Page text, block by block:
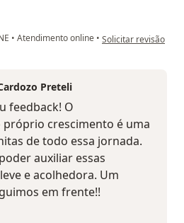
• Atendimento online • na opinião do
Solicitar revisão
Preteli
feedback! O
crescimento é uma
de todo essa jornada.
auxiliar essas
e acolhedora. Um
em frente!!